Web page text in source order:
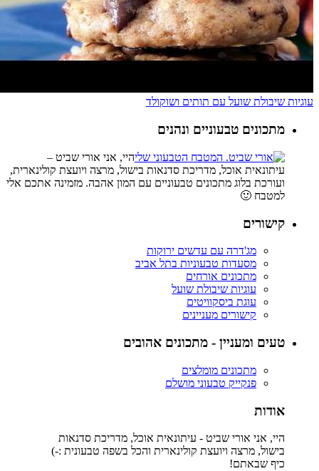
עוגיות שיבולת שועל עם תותים ושוקולד
מתכונים טבעוניים ונהנים
היי, אני אורי שביט –
עיתונאית אוכל, מדריכת סדנאות בישול, מרצה ויועצת קולינארית,
ועורכת בלוג מתכונים טבעוניים עם המון אהבה. מזמינה אתכם אלי
למטבח 🙂
קישורים
מג'דרה עם עדשים ירוקות
מסעדות טבעוניות בתל אביב
מתכונים אורחים
עוגיות שיבולת שועל
עוגת ביסקוויטים
קישורים מעניינים
טעים ומעניין - מתכונים אהובים
מתכונים מומלצים
פנקייק טבעוני מושלם
אודות
היי, אני אורי שביט - עיתונאית אוכל, מדריכת סדנאות
בישול, מרצה ויועצת קולינארית והכל בשפה טבעונית :-)
כיף שבאתם!